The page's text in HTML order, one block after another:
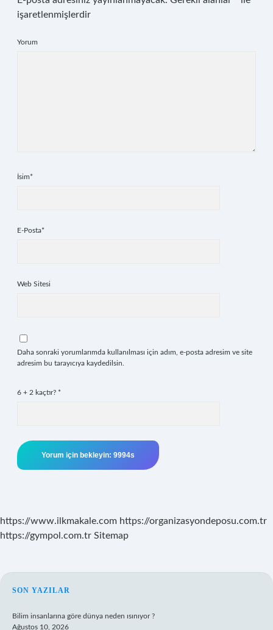
işaretlenmişlerdir
Yorum
İsim*
E-Posta*
Web Sitesi
Daha sonraki yorumlarımda kullanılması için adım, e-posta adresim ve site
adresim bu tarayıcıya kaydedilsin.
6 + 2 kaçtır? *
https://www.ilkmakale.com https://organizasyondeposu.com.tr
https://gympol.com.tr Sitemap
SIDEBAR
SON YAZILAR
Bilim insanlarına göre dünya neden ısınıyor ?
Ağustos 10, 2026